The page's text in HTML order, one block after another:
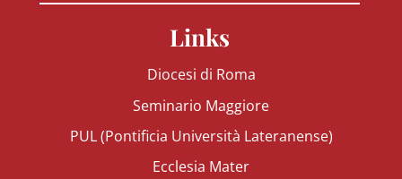
Links
Diocesi di Roma
Seminario Maggiore
PUL (Pontificia Università Lateranense)
Ecclesia Mater